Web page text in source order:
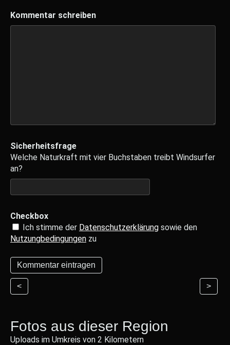
Kommentar schreiben
Sicherheitsfrage
Welche Naturkraft mit vier Buchstaben treibt Windsurfer
an?
Checkbox
Ich stimme der Datenschutzerklärung sowie den
Nutzungbedingungen zu
< >
Fotos aus dieser Region
Uploads im Umkreis von 2 Kilometern